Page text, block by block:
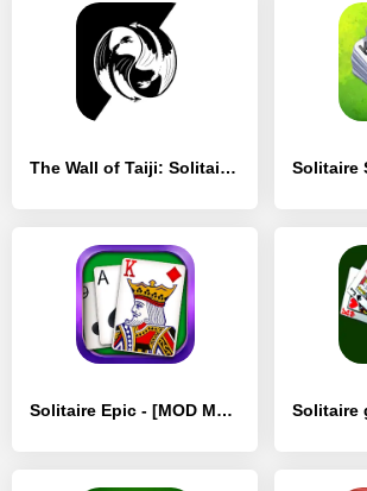
The Wall of Taiji: Solitaire - [MOD Бесконечные монеты]
Solitaire Epic - [MOD Много денег]